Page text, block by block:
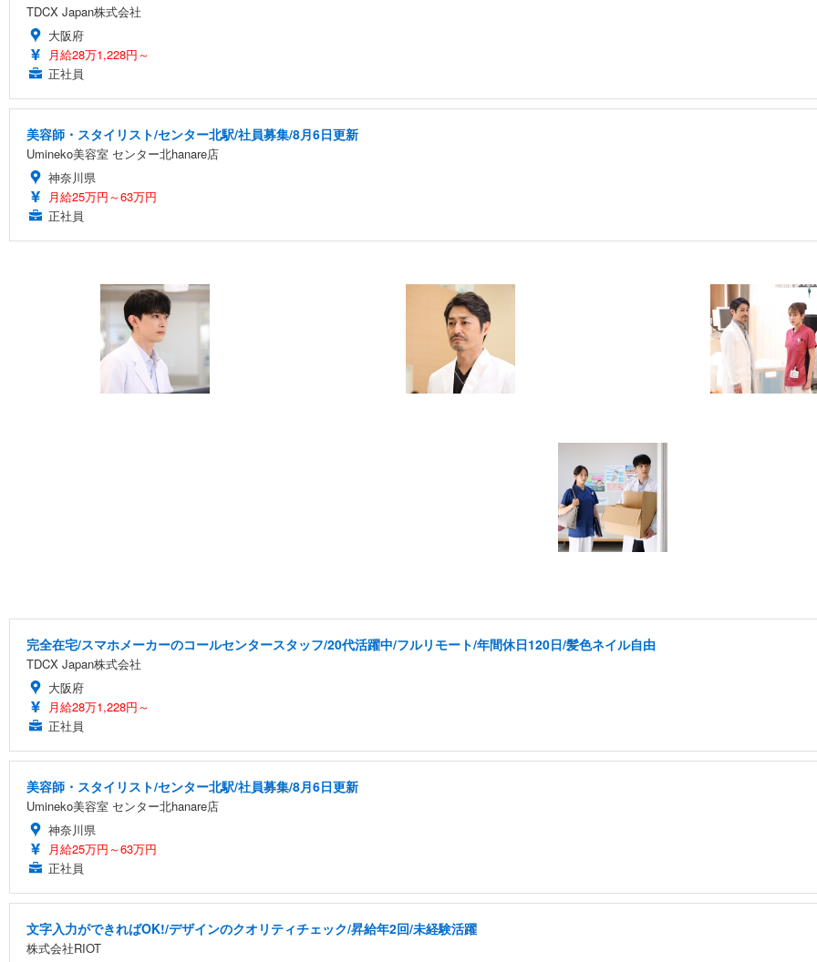
TDCX Japan株式会社
大阪府
月給28万1,228円～
正社員
美容師・スタイリスト/センター北駅/社員募集/8月6日更新
Umineko美容室 センター北hanare店
神奈川県
月給25万円～63万円
正社員
完全在宅/スマホメーカーのコールセンタースタッフ/20代活躍中/フルリモート/年間休日120日/髪色ネイル自由
TDCX Japan株式会社
大阪府
月給28万1,228円～
正社員
美容師・スタイリスト/センター北駅/社員募集/8月6日更新
Umineko美容室 センター北hanare店
神奈川県
月給25万円～63万円
正社員
文字入力ができればOK!/デザインのクオリティチェック/昇給年2回/未経験活躍
株式会社RIOT